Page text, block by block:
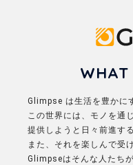
Glimpse は生活を豊かに
この世界には、モノを通
提供しようと日々前進す
また、それを楽しんで受
Glimpseはそんな人たち